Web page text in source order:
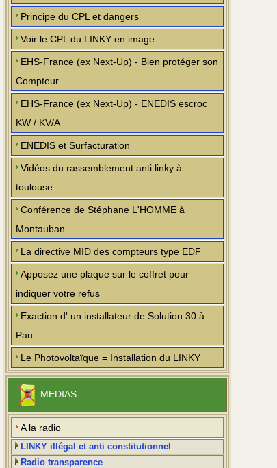
Principe du CPL et dangers
Voir le CPL du LINKY en image
EHS-France (ex Next-Up) - Bien protéger son
Compteur
EHS-France (ex Next-Up) - ENEDIS escroc
KW / KV/A
ENEDIS et Surfacturation
Vidéos du rassemblement anti linky à
toulouse
Conférence de Stéphane L'HOMME à
Montauban
La directive MID des compteurs type EDF
Apposez une plaque sur le coffret pour
indiquer votre refus
Exaction d' un installateur de Solution 30 à
Pau
Le Photovoltaïque = Installation du LINKY
MEDIAS
A la radio
LINKY illégal et anti constitutionnel
Radio transparence